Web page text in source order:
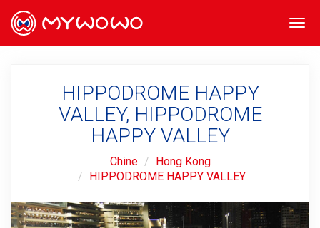
HIPPODROME HAPPY
VALLEY, HIPPODROME
HAPPY VALLEY
Chine
Hong Kong
HIPPODROME HAPPY VALLEY